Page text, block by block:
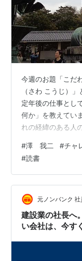
今週のお題「こだ
（さわ こうじ）
定年後の仕事とし
何か」を教えてい
れの経緯のある人
話をします。「建
をする人、労災が
先輩の言うことは
に自分がどうした
に建設に関わる資
「建設の仕事は資
#澤 我二 #チャ
#読書
元ノンバンク
建設業の社長へ
い会社は、今す